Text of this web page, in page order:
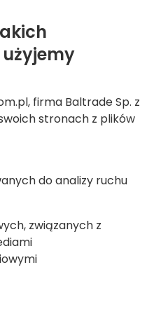
mnie o dostępności
firma Baltrade Sp. z
stronach z plików
do analizy ruchu
związanych z